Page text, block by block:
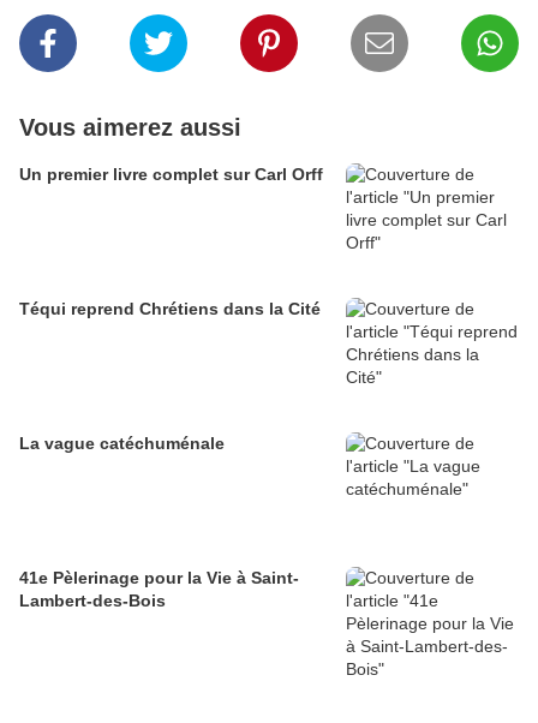
Vous aimerez aussi
Un premier livre complet sur Carl Orff
Téqui reprend Chrétiens dans la Cité
La vague catéchuménale
41e Pèlerinage pour la Vie à Saint-
Lambert-des-Bois